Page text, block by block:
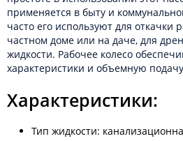
применяется в быту и
часто его используют для откачки
частном доме или на даче, для
жидкости. Рабочее колесо
характеристики и объемную
Характеристики:
Тип жидкости: